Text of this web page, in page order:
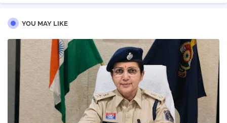
YOU MAY LIKE